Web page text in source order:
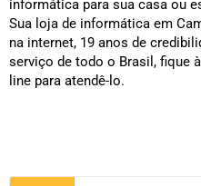
informática para sua casa ou
Sua loja de informática em
na internet, 19 anos de
serviço de todo o Brasil, fique
line para atendê-lo.